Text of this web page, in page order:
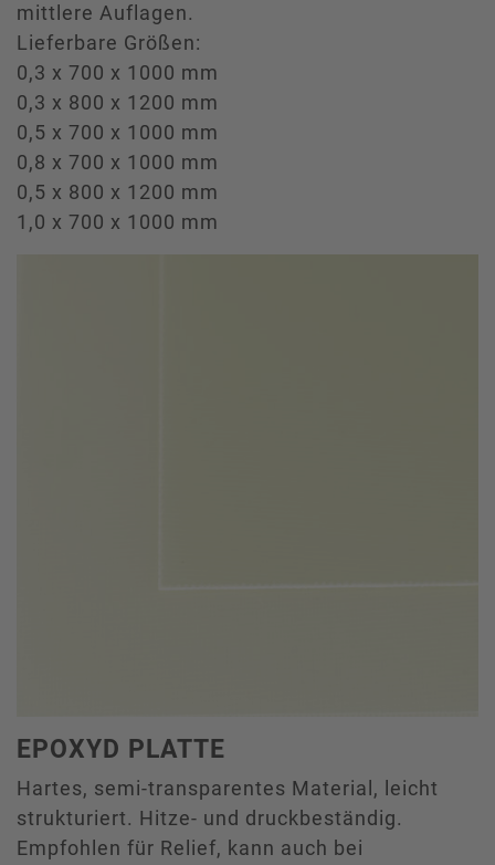
mittlere Auflagen.
Lieferbare Größen:
0,3 x 700 x 1000 mm
0,3 x 800 x 1200 mm
0,5 x 700 x 1000 mm
0,8 x 700 x 1000 mm
0,5 x 800 x 1200 mm
1,0 x 700 x 1000 mm
EPOXYD PLATTE
Hartes, semi-transparentes Material, leicht
strukturiert. Hitze- und druckbeständig.
Empfohlen für Relief, kann auch bei